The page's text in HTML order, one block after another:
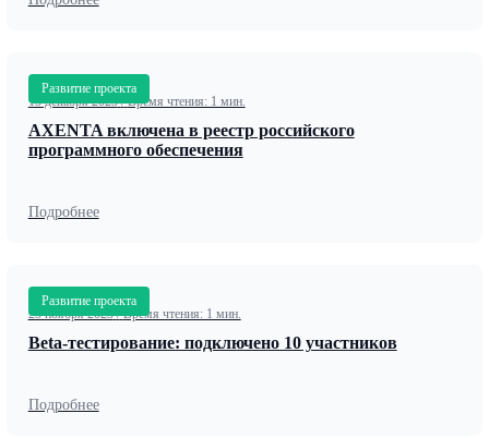
Развитие проекта
15 декабря 2023 / Время чтения: 1 мин.
AXENTA включена в реестр российского
программного обеспечения
Подробнее
Развитие проекта
25 ноября 2023 / Время чтения: 1 мин.
Beta-тестирование: подключено 10 участников
Подробнее